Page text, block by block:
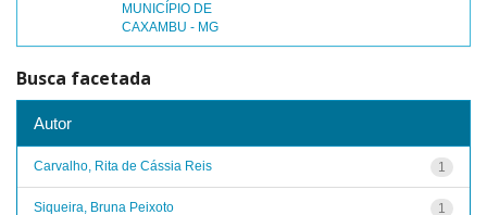
MUNICÍPIO DE
CAXAMBU - MG
Busca facetada
Autor
1
Carvalho, Rita de Cássia Reis
1
Siqueira, Bruna Peixoto